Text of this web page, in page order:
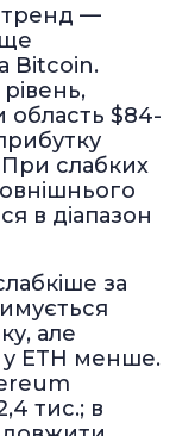
тренд —
Bitcoin.
$84-
слабких
в діапазон
за
але
у ETH менше.
тис.; в